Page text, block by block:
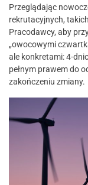
Przeglądając
rekrutacyjnych,
Pracodawcy, aby
„owocowymi
ale konkretami: 4-
pełnym prawem do
zakończeniu zmiany.